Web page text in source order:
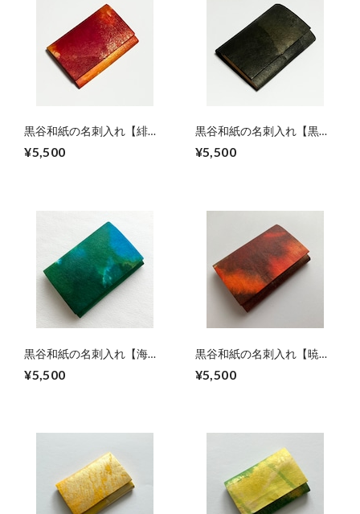
黒谷和紙の名刺入れ【緋
色】No.3
¥5,500
黒谷和紙の名刺入れ【黒
曜】No.5
¥5,500
黒谷和紙の名刺入れ【海
¥5,500
黒谷和紙の名刺入れ【暁】
¥5,500